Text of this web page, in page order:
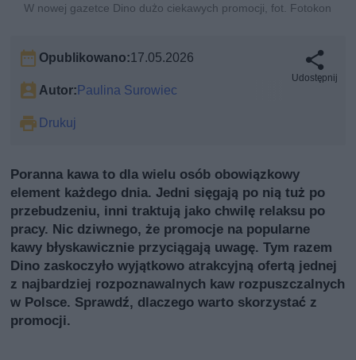
W nowej gazetce Dino dużo ciekawych promocji, fot. Fotokon
Opublikowano:17.05.2026
Autor:Paulina Surowiec
Drukuj
Udostępnij
Poranna kawa to dla wielu osób obowiązkowy
element każdego dnia. Jedni sięgają po nią tuż po
przebudzeniu, inni traktują jako chwilę relaksu po
pracy. Nic dziwnego, że promocje na popularne
kawy błyskawicznie przyciągają uwagę. Tym razem
Dino zaskoczyło wyjątkowo atrakcyjną ofertą jednej
z najbardziej rozpoznawalnych kaw rozpuszczalnych
w Polsce. Sprawdź, dlaczego warto skorzystać z
promocji.